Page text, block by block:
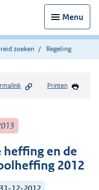
Menu
zoeken Regeling
Printen
heffing en de
2012